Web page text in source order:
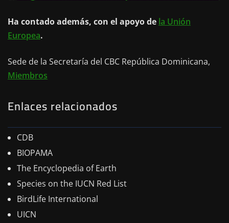
Ha contado además, con el apoyo de la Unión
Europea.
Sede de la Secretaría del CBC República Dominicana,
Miembros
Enlaces relacionados
CDB
BIOPAMA
The Encyclopedia of Earth
Species on the IUCN Red List
BirdLife International
UICN